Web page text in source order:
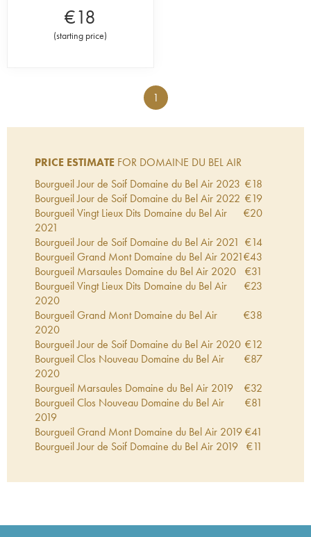
€18
(starting price)
1
PRICE ESTIMATE FOR DOMAINE DU BEL AIR
Bourgueil Jour de Soif Domaine du Bel Air 2023 €18
Bourgueil Jour de Soif Domaine du Bel Air 2022 €19
Bourgueil Vingt Lieux Dits Domaine du Bel Air
2021
€20
Bourgueil Jour de Soif Domaine du Bel Air 2021 €14
Bourgueil Grand Mont Domaine du Bel Air 2021€43
Bourgueil Marsaules Domaine du Bel Air 2020 €31
Bourgueil Vingt Lieux Dits Domaine du Bel Air
2020
€23
Bourgueil Grand Mont Domaine du Bel Air
2020
€38
Bourgueil Jour de Soif Domaine du Bel Air 2020 €12
Bourgueil Clos Nouveau Domaine du Bel Air
2020
€87
Bourgueil Marsaules Domaine du Bel Air 2019 €32
Bourgueil Clos Nouveau Domaine du Bel Air
2019
€81
Bourgueil Grand Mont Domaine du Bel Air 2019€41
Bourgueil Jour de Soif Domaine du Bel Air 2019 €11